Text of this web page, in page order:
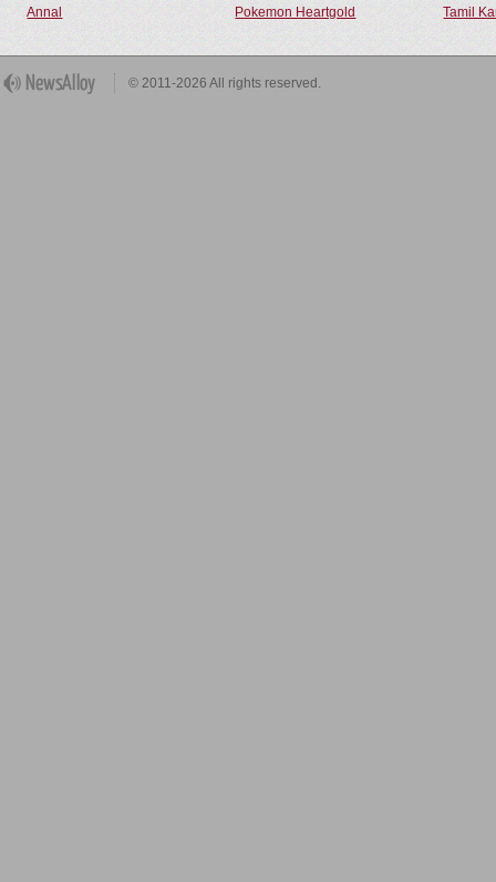
Annal Pokemon Heartgold Tamil
© 2011-2026 All rights reserved.